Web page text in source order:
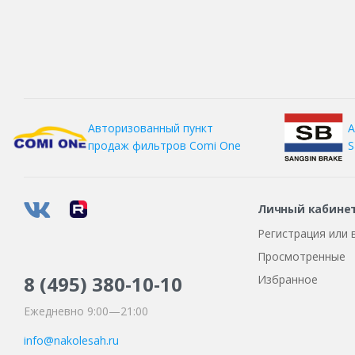
Авторизованный пункт
продаж фильтров Comi One
8 (495) 380-10-10
Ежедневно 9:00—21:00
info@nakolesah.ru
Личный
Регистрация или
Просмотренные
Избранное